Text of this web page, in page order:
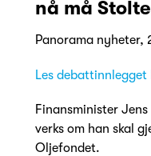
nå må
Panorama nyheter,
Les debattinnlegget
Finansminister
verks om han skal
Oljefondet.